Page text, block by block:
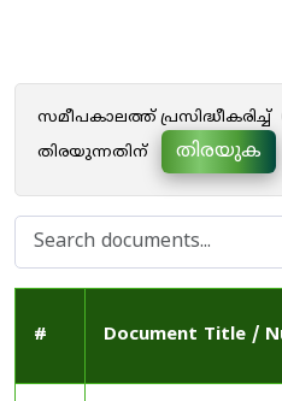
സമീപകാലത്ത് പ്രസിദ്ധീകരിച്ച്
തിരയുന്നതിന്
തിരയുക
# Document Title /